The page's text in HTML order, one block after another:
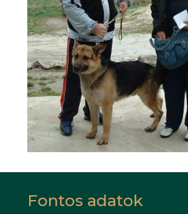
Fontos adatok